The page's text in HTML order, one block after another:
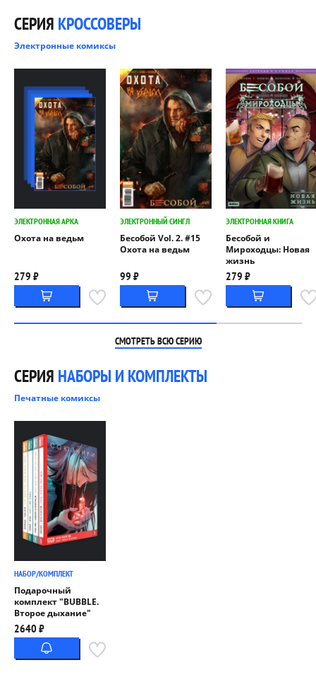
СЕРИЯ КРОССОВЕРЫ
Электронные комиксы
ЭЛЕКТРОННАЯ АРКА
Охота на ведьм
279 ₽
ЭЛЕКТРОННЫЙ СИНГЛ
Бесобой Vol. 2. #15
Охота на ведьм
99 ₽
ЭЛЕКТРОННАЯ КНИГА
Бесобой и
Мироходцы: Новая
жизнь
279 ₽
СМОТРЕТЬ ВСЮ СЕРИЮ
СЕРИЯ НАБОРЫ И КОМПЛЕКТЫ
Печатные комиксы
НАБОР/КОМПЛЕКТ
Подарочный
комплект "BUBBLE.
Второе дыхание"
2640 ₽